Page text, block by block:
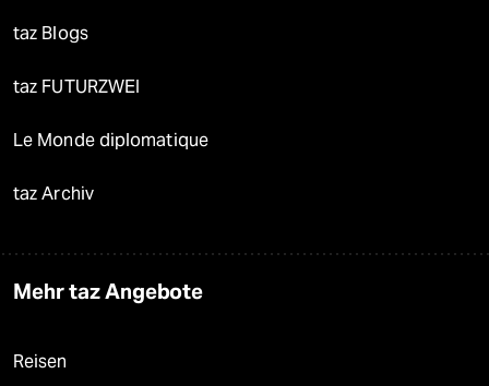
taz Blogs
taz FUTURZWEI
Le Monde diplomatique
taz Archiv
Mehr taz Angebote
Reisen